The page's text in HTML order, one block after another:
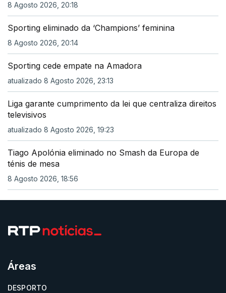
8 Agosto 2026, 20:18
Sporting eliminado da ‘Champions’ feminina
8 Agosto 2026, 20:14
Sporting cede empate na Amadora
atualizado 8 Agosto 2026, 23:13
Liga garante cumprimento da lei que centraliza direitos
televisivos
atualizado 8 Agosto 2026, 19:23
Tiago Apolónia eliminado no Smash da Europa de
ténis de mesa
8 Agosto 2026, 18:56
Áreas
DESPORTO